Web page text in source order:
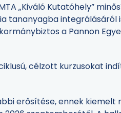
„Kiváló Kutatóhely”
integrálásáról
a Pannon
célzott kurzusokat
erősítése, ennek